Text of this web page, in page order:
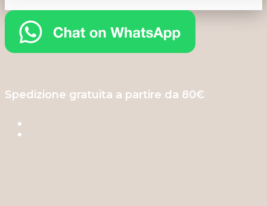
Spedizione gratuita a partire da 80€